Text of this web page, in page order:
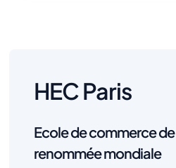
HEC Paris
Ecole de commerce de
renommée mondiale